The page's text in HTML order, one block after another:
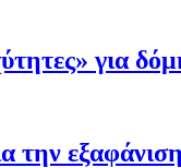
για
την